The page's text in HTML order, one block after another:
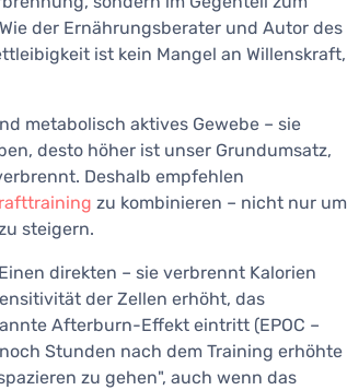
der Ernährungsberater und Autor des
ist kein Mangel an Willenskraft,
metabolisch aktives Gewebe – sie
desto höher ist unser Grundumsatz,
Deshalb empfehlen
zu kombinieren – nicht nur um
steigern.
direkten – sie verbrennt Kalorien
der Zellen erhöht, das
Afterburn-Effekt eintritt (EPOC –
Stunden nach dem Training erhöhte
zu gehen", auch wenn das